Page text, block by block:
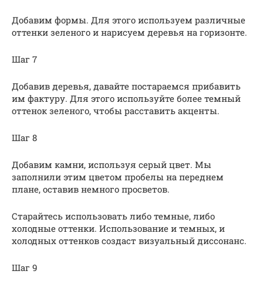
Добавим формы. Для этого используем различные
оттенки зеленого и нарисуем деревья на горизонте.
Шаг 7
Добавив деревья, давайте постараемся прибавить
им фактуру. Для этого используйте более темный
оттенок зеленого, чтобы расставить акценты.
Шаг 8
Добавим камни, используя серый цвет. Мы
заполнили этим цветом пробелы на переднем
плане, оставив немного просветов.
Старайтесь использовать либо темные, либо
холодные оттенки. Использование и темных, и
холодных оттенков создаст визуальный диссонанс.
Шаг 9